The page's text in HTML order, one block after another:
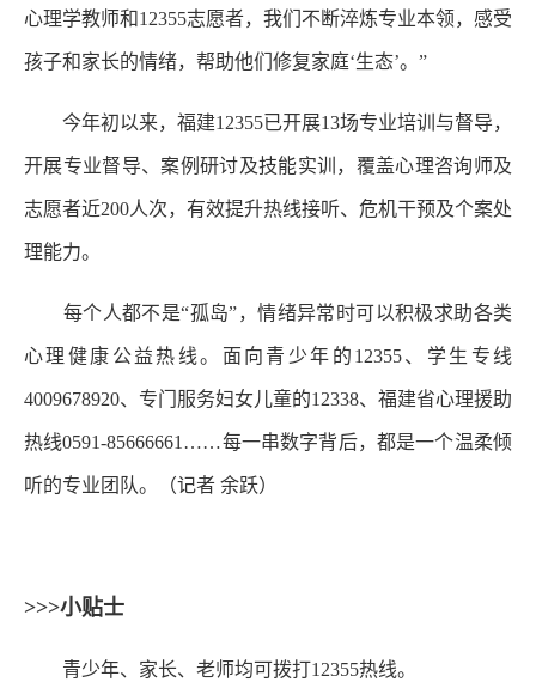
心理学教师和12355志愿者，我们不断淬炼专业本领，感受
孩子和家长的情绪，帮助他们修复家庭‘生态’。”
今年初以来，福建12355已开展13场专业培训与督导，
开展专业督导、案例研讨及技能实训，覆盖心理咨询师及
志愿者近200人次，有效提升热线接听、危机干预及个案处
理能力。
每个人都不是“孤岛”，情绪异常时可以积极求助各类
心理健康公益热线。面向青少年的12355、学生专线
4009678920、专门服务妇女儿童的12338、福建省心理援助
热线0591-85666661……每一串数字背后，都是一个温柔倾
听的专业团队。（记者 余跃）
>>>小贴士
青少年、家长、老师均可拨打12355热线。